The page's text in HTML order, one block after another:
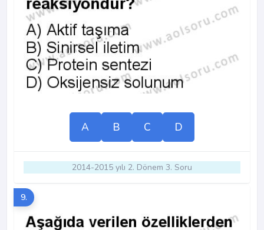
A B C D
2014-2015 yılı 2. Dönem 3. Soru
9.